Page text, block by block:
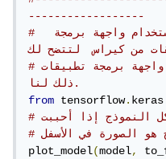
------------------
#  ثم سنرسم شكل المعمارية باستخدام واجهة برمجة
من كيراس  لتتضح لك
# واجهة برمجة تطبيقات Keras الوظيفية أن تفعل
ذلك لنا.
from tensorflow.keras
النموذج إذا أحببت
هو الصورة في الأسفل
plot_model(model,